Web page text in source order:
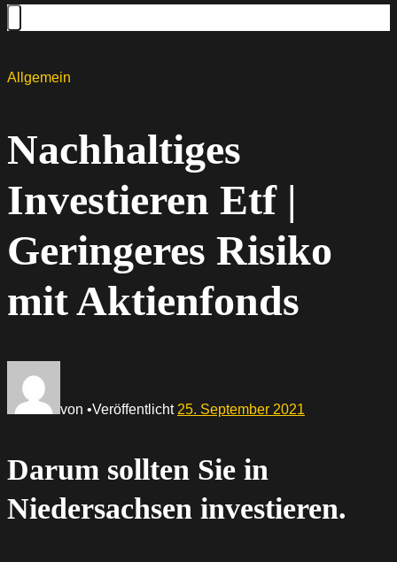
Allgemein
Nachhaltiges
Investieren Etf |
Geringeres Risiko
mit Aktienfonds
von •Veröffentlicht 25. September 2021
Darum sollten Sie in
Niedersachsen investieren.